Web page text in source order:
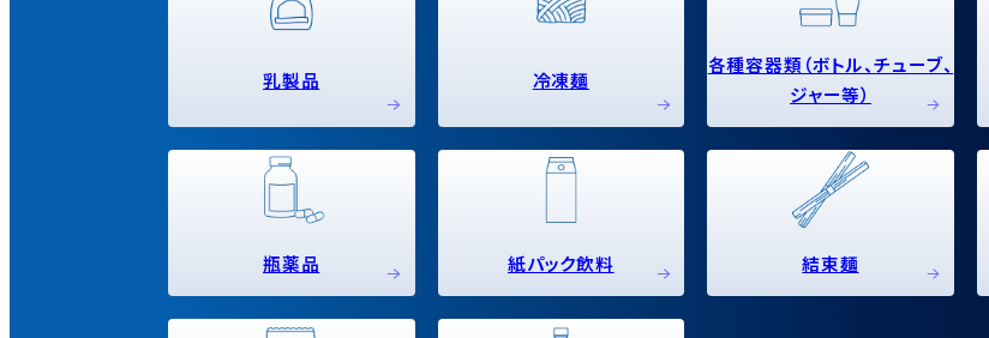
乳製品 冷凍麺
各種容器類（ボトル、チューブ、
ジャー等）
瓶薬品 紙パック飲料 結束麺